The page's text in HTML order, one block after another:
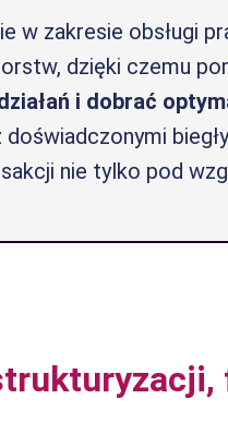
w zakresie obsługi
dzięki czemu
i dobrać
doświadczonymi
nie tylko pod